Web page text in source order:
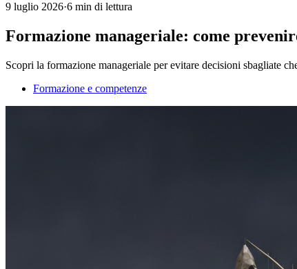
9 luglio 2026·6 min di lettura
Formazione manageriale: come
Scopri la formazione manageriale per evitare decisioni sbagliate
Formazione e competenze